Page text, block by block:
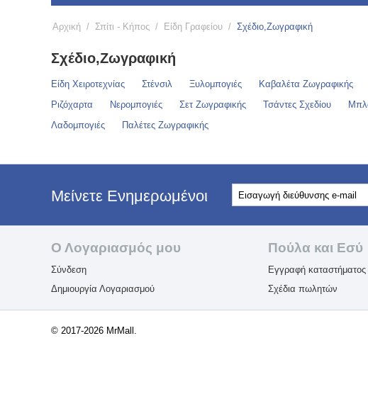
Αρχική / Σπίτι - Κήπος / Είδη Γραφείου / Σχέδιο,Ζωγραφική
Σχέδιο,Ζωγραφική
Είδη Χειροτεχνίας Στένσιλ Ξυλομπογιές Καβαλέτα Ζωγραφικής
Ριζόχαρτα
Νερομπογιές Σετ Ζωγραφικής Τσάντες Σχεδίου
Λαδομπογιές
Παλέτες Ζωγραφικής
Μείνετε Ενημερωμένοι
Ο Λογαριασμός μου
Σύνδεση
Δημιουργία Λογαριασμού
Πούλα και Εσύ
Εγγραφή καταστήματος
Σχέδια πωλητών
© 2017-2026 MrMall.